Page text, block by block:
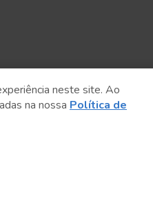
neste site. Ao
na nossa Política de